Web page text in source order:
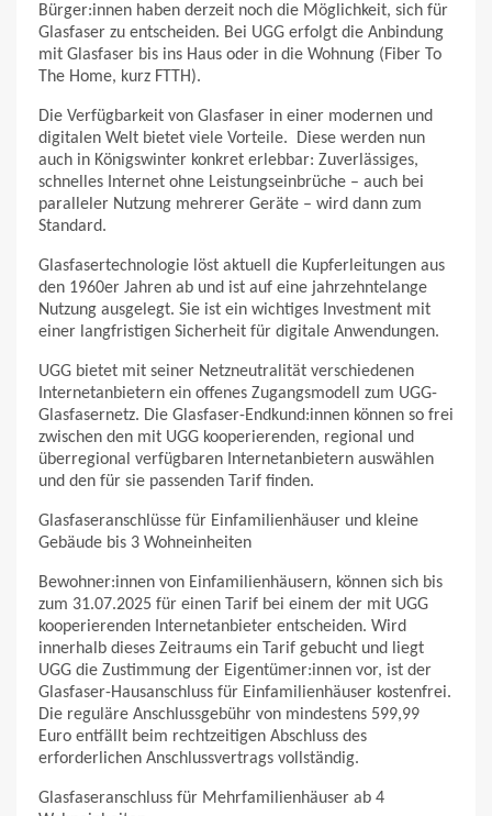
Bürger:innen haben derzeit noch die Möglichkeit, sich für
Glasfaser zu entscheiden. Bei UGG erfolgt die Anbindung
mit Glasfaser bis ins Haus oder in die Wohnung (Fiber To
The Home, kurz FTTH).
Die Verfügbarkeit von Glasfaser in einer modernen und
digitalen Welt bietet viele Vorteile. Diese werden nun
auch in Königswinter konkret erlebbar: Zuverlässiges,
schnelles Internet ohne Leistungseinbrüche – auch bei
paralleler Nutzung mehrerer Geräte – wird dann zum
Standard.
Glasfasertechnologie löst aktuell die Kupferleitungen aus
den 1960er Jahren ab und ist auf eine jahrzehntelange
Nutzung ausgelegt. Sie ist ein wichtiges Investment mit
einer langfristigen Sicherheit für digitale Anwendungen.
UGG bietet mit seiner Netzneutralität verschiedenen
Internetanbietern ein offenes Zugangsmodell zum UGG-
Glasfasernetz. Die Glasfaser-Endkund:innen können so frei
zwischen den mit UGG kooperierenden, regional und
überregional verfügbaren Internetanbietern auswählen
und den für sie passenden Tarif finden.
Glasfaseranschlüsse für Einfamilienhäuser und kleine
Gebäude bis 3 Wohneinheiten
Bewohner:innen von Einfamilienhäusern, können sich bis
zum 31.07.2025 für einen Tarif bei einem der mit UGG
kooperierenden Internetanbieter entscheiden. Wird
innerhalb dieses Zeitraums ein Tarif gebucht und liegt
UGG die Zustimmung der Eigentümer:innen vor, ist der
Glasfaser-Hausanschluss für Einfamilienhäuser kostenfrei.
Die reguläre Anschlussgebühr von mindestens 599,99
Euro entfällt beim rechtzeitigen Abschluss des
erforderlichen Anschlussvertrags vollständig.
Glasfaseranschluss für Mehrfamilienhäuser ab 4